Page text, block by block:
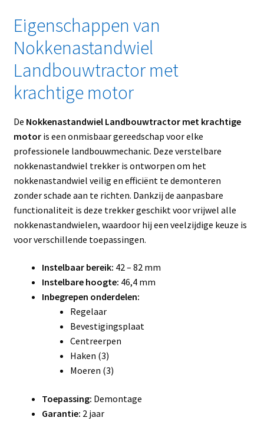
Eigenschappen van
Nokkenastandwiel
Landbouwtractor met
krachtige motor
De Nokkenastandwiel Landbouwtractor met krachtige
motoris een onmisbaar gereedschap voor elke
professionele landbouwmechanic. Deze verstelbare
nokkenastandwiel trekker is ontworpen om het
nokkenastandwiel veilig en efficiënt te demonteren
zonder schade aan te richten. Dankzij de aanpasbare
functionaliteit is deze trekker geschikt voor vrijwel alle
nokkenastandwielen, waardoor hij een veelzijdige keuze is
voor verschillende toepassingen.
Instelbaar bereik: 42 – 82 mm
Instelbare hoogte: 46,4 mm
Inbegrepen onderdelen:
Regelaar
Bevestigingsplaat
Centreerpen
Haken (3)
Moeren (3)
Toepassing: Demontage
Garantie: 2 jaar